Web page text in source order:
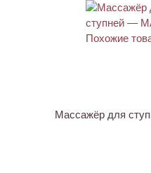
Массажёр для